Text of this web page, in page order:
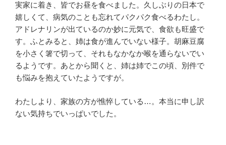
実家に着き、皆でお昼を食べました。久しぶりの日本で
嬉しくて、病気のことも忘れてパクパク食べるわたし。
アドレナリンが出ているのか妙に元気で、食欲も旺盛で
す。ふとみると、姉は食が進んでいない様子。胡麻豆腐
を小さく箸で切って、それもなかなか喉を通らないでい
るようです。あとから聞くと、姉は姉でこの頃、別件で
も悩みを抱えていたようですが。
わたしより、家族の方が憔悴している…。本当に申し訳
ない気持ちでいっぱいでした。